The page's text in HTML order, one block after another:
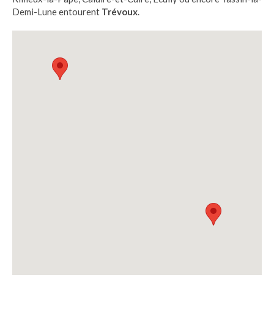
Demi-Lune entourent Trévoux.